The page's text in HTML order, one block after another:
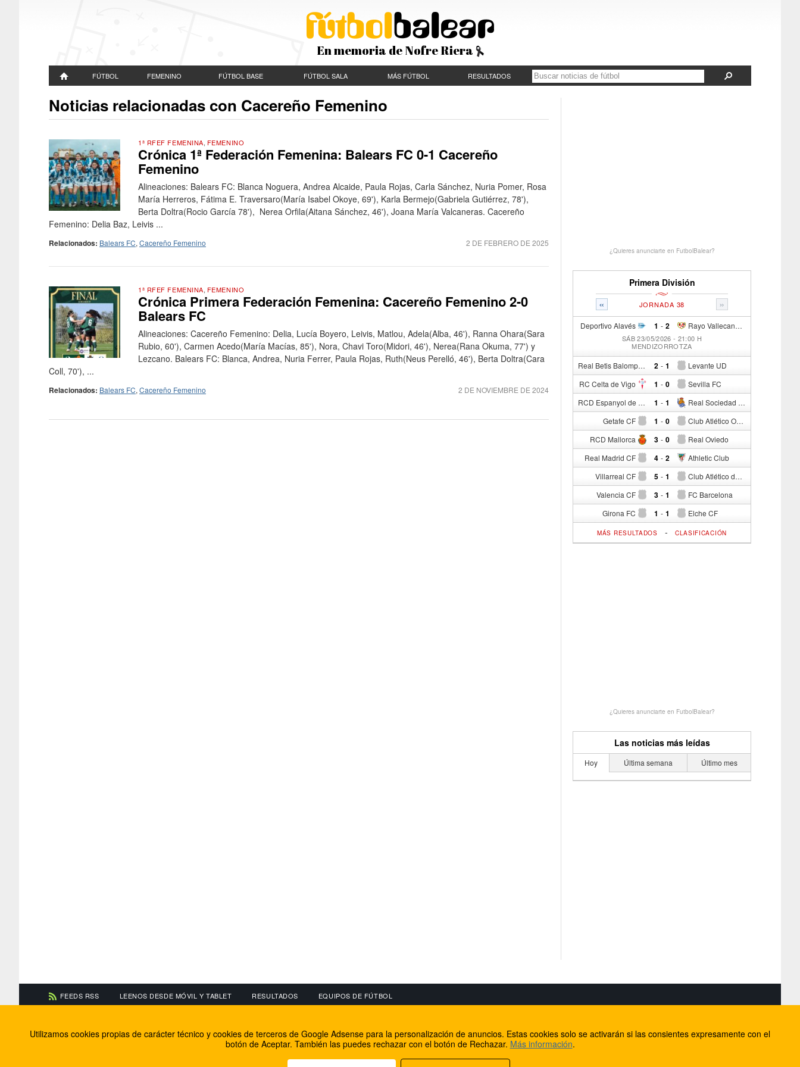
En memoria de Nofre Riera
FÚTBOL FEMENINO FÚTBOL BASE FÚTBOL SALA MÁS FÚTBOL RESULTADOS
Noticias relacionadas con Cacereño Femenino
1ª RFEF FEMENINA, FEMENINO
Crónica 1ª Federación Femenina: Balears FC 0-1 Cacereño
Femenino
Alineaciones: Balears FC: Blanca Noguera, Andrea Alcaide, Paula Rojas, Carla Sánchez, Nuria Pomer, Rosa
María Herreros, Fátima E. Traversaro(María Isabel Okoye, 69'), Karla Bermejo(Gabriela Gutiérrez, 78'),
Berta Doltra(Rocio García 78'), Nerea Orfila(Aitana Sánchez, 46'), Joana María Valcaneras. Cacereño
Femenino: Delia Baz, Leivis ...
2 DE FEBRERO DE 2025
Relacionados: Balears FC, Cacereño Femenino
1ª RFEF FEMENINA, FEMENINO
Crónica Primera Federación Femenina: Cacereño Femenino 2-0
Balears FC
Alineaciones: Cacereño Femenino: Delia, Lucía Boyero, Leivis, Matlou, Adela(Alba, 46'), Ranna Ohara(Sara
Rubio, 60'), Carmen Acedo(María Macías, 85'), Nora, Chavi Toro(Midori, 46'), Nerea(Rana Okuma, 77') y
Lezcano. Balears FC: Blanca, Andrea, Nuria Ferrer, Paula Rojas, Ruth(Neus Perelló, 46'), Berta Doltra(Cara
Coll, 70'), ...
2 DE NOVIEMBRE DE 2024
Relacionados: Balears FC, Cacereño Femenino
¿Quieres anunciarte en FutbolBalear?
Primera División
« »
JORNADA 38
Deportivo Alavés 1 - Rayo Vallecano de Madrid
2
SÁB 23/05/2026 - 21:00 H
MENDIZORROTZA
Real Betis Balompié 2 - Levante UD
1
RC Celta de Vigo 1 - Sevilla FC
0
RCD Espanyol de Barcelona 1 - Real Sociedad de Fútbol
1
Getafe CF 1 - Club Atlético Osasuna
0
RCD Mallorca 3 - Real Oviedo
0
Real Madrid CF 4 - Athletic Club
2
Villarreal CF 5 - Club Atlético de Madrid
1
Valencia CF 3 - FC Barcelona
1
Girona FC 1 - Elche CF
1
MÁS RESULTADOS - CLASIFICACIÓN
¿Quieres anunciarte en FutbolBalear?
Las noticias más leídas
Hoy Última semana Último mes
FEEDS RSS LEENOS DESDE MÓVIL Y TABLET RESULTADOS EQUIPOS DE FÚTBOL
Información de contacto
El equipo de FútbolBalear
Soluciones Corporativas IP
Facebook
Twitter
Internet Rural Mallorca
Registro de dominios
Utilizamos cookies propias de carácter técnico y cookies de terceros de Google Adsense para la personalización de anuncios. Estas cookies solo se activarán si las consientes expresamente con el
botón de Aceptar. También las puedes rechazar con el botón de Rechazar. Más información.